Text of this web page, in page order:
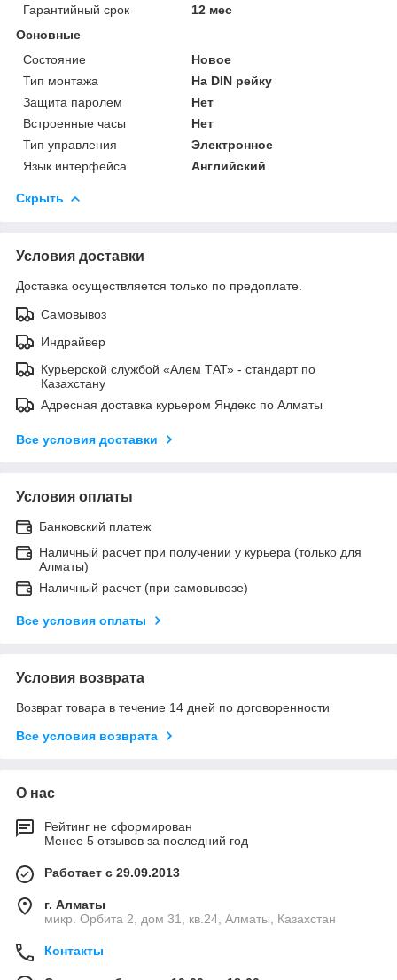
Гарантийный срок
12 мес
Основные
Состояние
Новое
Тип монтажа
На DIN рейку
Защита паролем
Нет
Встроенные часы
Нет
Тип управления
Электронное
Язык интерфейса
Английский
Скрыть
Условия доставки
Доставка осуществляется только по предоплате.
Самовывоз
Индрайвер
Курьерской службой «Алем ТАТ» - стандарт по
Казахстану
Адресная доставка курьером Яндекс по Алматы
Все условия доставки
Условия оплаты
Банковский платеж
Наличный расчет при получении у курьера (только для
Алматы)
Наличный расчет (при самовывозе)
Все условия оплаты
Условия возврата
Возврат товара в течение 14 дней по договоренности
Все условия возврата
О нас
Рейтинг не сформирован
Менее 5 отзывов за последний год
Работает с 29.09.2013
г. Алматы
микр. Орбита 2, дом 31, кв.24, Алматы, Казахстан
Контакты